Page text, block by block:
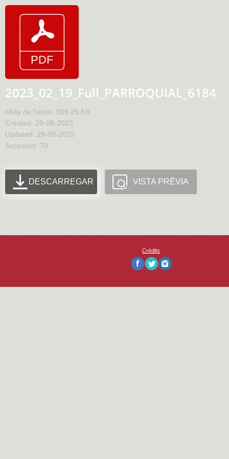
2023_02_19_Full_PARROQUIAL_6184
Mida de l'arixu: 506.25 KB
Created: 29-08-2023
Updated: 29-08-2023
Accessos: 70
DESCARREGAR VISTA PRÈVIA
Crèdits